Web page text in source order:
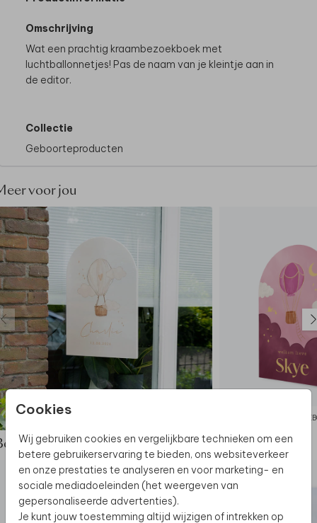
Cookies
Wij gebruiken cookies en vergelijkbare technieken om een
betere gebruikerservaring te bieden, ons websiteverkeer
en onze prestaties te analyseren en voor marketing- en
sociale mediadoeleinden (het weergeven van
gepersonaliseerde advertenties).
Je kunt jouw toestemming altijd wijzigen of intrekken op
Omschrijving
Wat een prachtig kraambezoekboek met
luchtballonnetjes! Pas de naam van je kleintje aan in
de editor.
Collectie
Geboorteproducten
voor jou
de complete set